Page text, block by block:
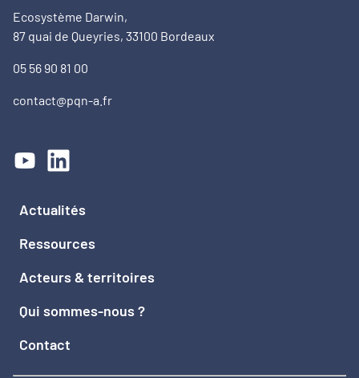
Ecosystème Darwin,
87 quai de Queyries, 33100 Bordeaux
05 56 90 81 00
contact@pqn-a.fr
Actualités
Ressources
Acteurs & territoires
Qui sommes-nous ?
Contact